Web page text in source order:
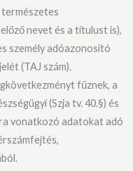
természetes
nevet és a titulust is),
személy adóazonosító
(TAJ szám).
fűznek, a
(Szja tv. 40.§) és
vonatkozó adatokat adó